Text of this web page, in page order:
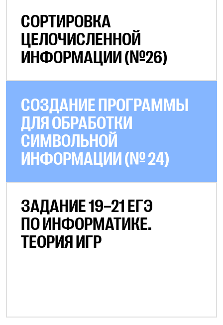
СОРТИРОВКА
ЦЕЛОЧИСЛЕННОЙ
ИНФОРМАЦИИ (№26)
СОЗДАНИЕ ПРОГРАММЫ
ДЛЯ ОБРАБОТКИ
СИМВОЛЬНОЙ
ИНФОРМАЦИИ (№ 24)
ЗАДАНИЕ 19–21 ЕГЭ
ПО ИНФОРМАТИКЕ.
ТЕОРИЯ ИГР